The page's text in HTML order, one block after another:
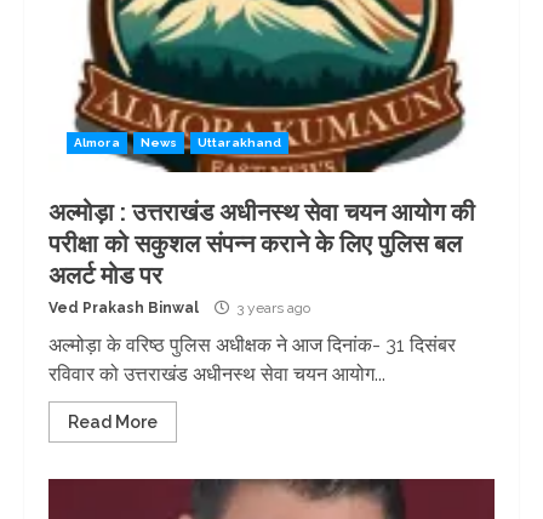
Almora News Uttarakhand
अल्मोड़ा : उत्तराखंड अधीनस्थ सेवा चयन आयोग की
परीक्षा को सकुशल संपन्न कराने के लिए पुलिस बल
अलर्ट मोड पर
Ved Prakash Binwal 3 years ago
अल्मोड़ा के वरिष्ठ पुलिस अधीक्षक ने आज दिनांक- 31 दिसंबर
रविवार को उत्तराखंड अधीनस्थ सेवा चयन आयोग...
Read More